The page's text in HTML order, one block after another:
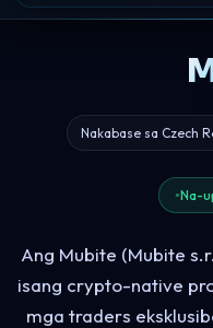
Nakabase sa Czech
Na-
Ang Mubite (Mubite
isang crypto-native
mga traders